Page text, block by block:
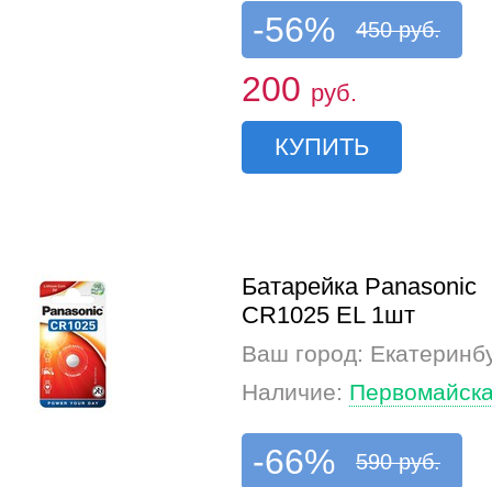
-56% 450 руб.
200 руб.
КУПИТЬ
Батарейка Panasonic
CR1025 EL 1шт
Ваш город:
Наличие:
-66% 590 руб.